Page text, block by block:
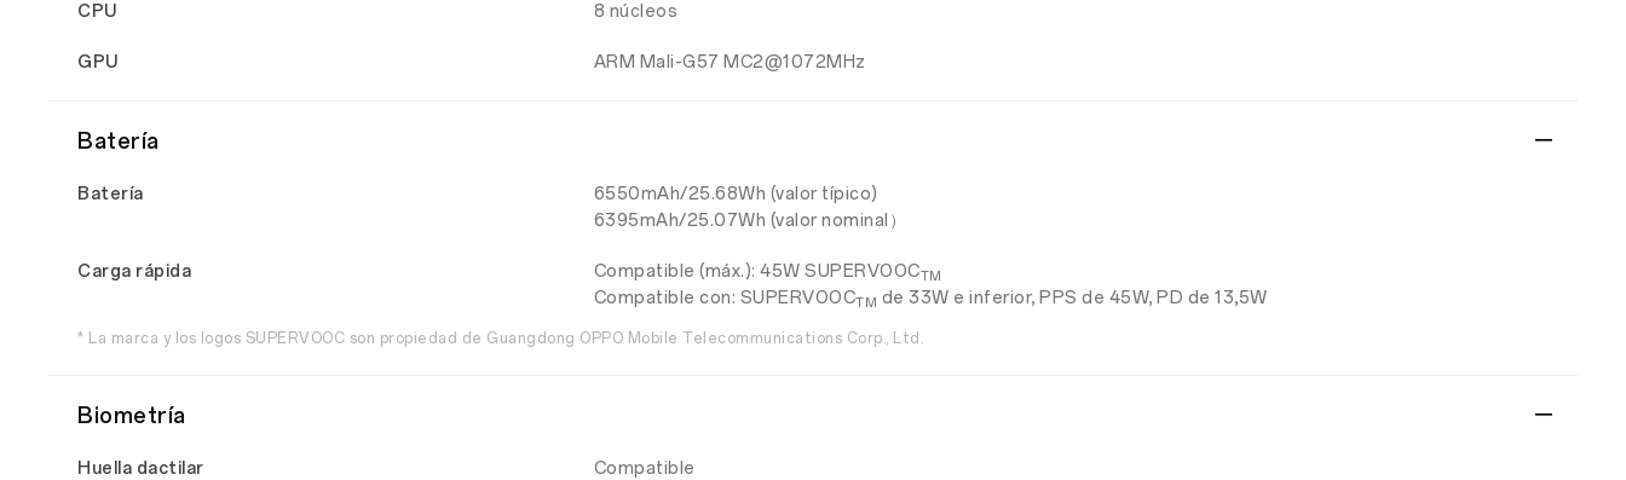
CPU 8 núcleos
GPU ARM Mali-G57 MC2@1072MHz
Batería
Batería
6550mAh/25.68Wh (valor típico)
6395mAh/25.07Wh (valor nominal）
Carga rápida Compatible (máx.): 45W SUPERVOOCTM
Compatible con: SUPERVOOCTM de 33W e inferior, PPS de 45W, PD de 13,5W
* La marca y los logos SUPERVOOC son propiedad de Guangdong OPPO Mobile Telecommunications Corp., Ltd.
Biometría
Huella dactilar Compatible